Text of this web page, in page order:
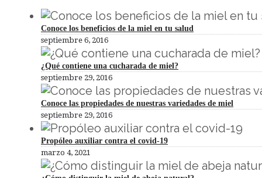
Conoce los beneficios de la miel en tu salud
septiembre 6, 2016
¿Qué contiene una cucharada de miel?
septiembre 29, 2016
Conoce las propiedades de nuestras variedades de miel
septiembre 29, 2016
Propóleo auxiliar contra el covid-19
marzo 4, 2021